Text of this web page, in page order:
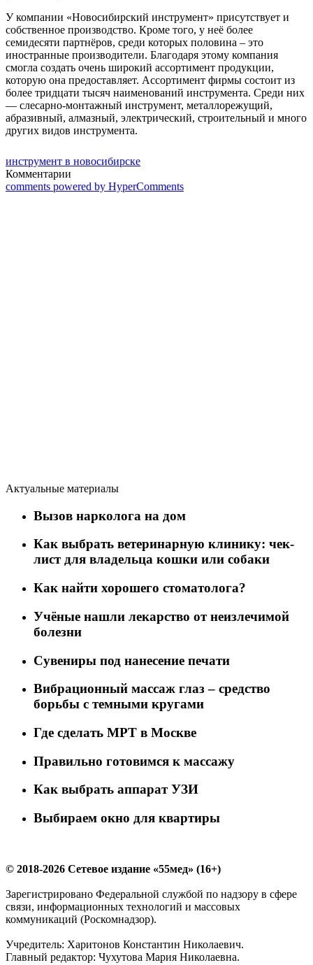
У компании «Новосибирский инструмент» присутствует и
собственное производство. Кроме того, у неё более
семидесяти партнёров, среди которых половина – это
иностранные производители. Благодаря этому компания
смогла создать очень широкий ассортимент продукции,
которую она предоставляет. Ассортимент фирмы состоит из
более тридцати тысяч наименований инструмента. Среди них
— слесарно-монтажный инструмент, металлорежущий,
абразивный, алмазный, электрический, строительный и много
других видов инструмента.
инструмент в новосибирске
Комментарии
comments powered by HyperComments
Актуальные материалы
Вызов нарколога на дом
Как выбрать ветеринарную клинику: чек-
лист для владельца кошки или собаки
Как найти хорошего стоматолога?
Учёные нашли лекарство от неизлечимой
болезни
Сувениры под нанесение печати
Вибрационный массаж глаз – средство
борьбы с темными кругами
Где сделать МРТ в Москве
Правильно готовимся к массажу
Как выбрать аппарат УЗИ
Выбираем окно для квартиры
© 2018-2026 Сетевое издание «55мед» (16+)
Зарегистрировано Федеральной службой по надзору в сфере
связи, информационных технологий и массовых
коммуникаций (Роскомнадзор).
Учредитель: Харитонов Константин Николаевич.
Главный редактор: Чухутова Мария Николаевна.